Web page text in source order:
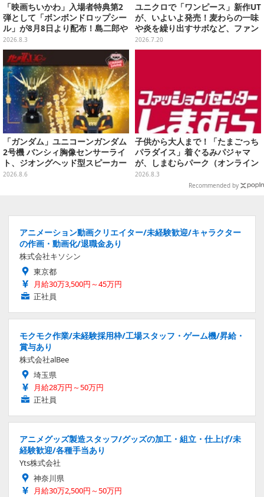
「映画ちいかわ」入場者特典第2
弾として「ボンボンドロップシー
ル」が8月8日より配布！島二郎や
セイレーンはもちろん、人魚のウ
ロコまで…
2026.8.3
ユニクロで「ワンピース」新作UT
が、いよいよ発売！麦わらの一味
や炎を繰り出すサボなど、ファン
の心を揺さぶる全4種
2026.7.20
「ガンダム」ユニコーンガンダム
2号機 バンシィ胸像センサーライ
ト、ジオングヘッド型スピーカー
が順次プライズ展開！
2026.8.6
子供から大人まで！「たまごっち
パラダイス」着ぐるみパジャマ
が、しまむらパーク（オンライン
ストア）にて受注生産
2026.8.3
Recommended by
アニメーション動画クリエイター/未経験歓迎/キャラクター
の作画・動画化/退職金あり
株式会社キソシン
東京都
月給30万3,500円～45万円
正社員
モクモク作業/未経験採用枠/工場スタッフ・ゲーム機/昇給・
賞与あり
株式会社alBee
埼玉県
月給28万円～50万円
正社員
アニメグッズ製造スタッフ/グッズの加工・組立・仕上げ/未
経験歓迎/各種手当あり
Yts株式会社
神奈川県
月給30万2,500円～50万円